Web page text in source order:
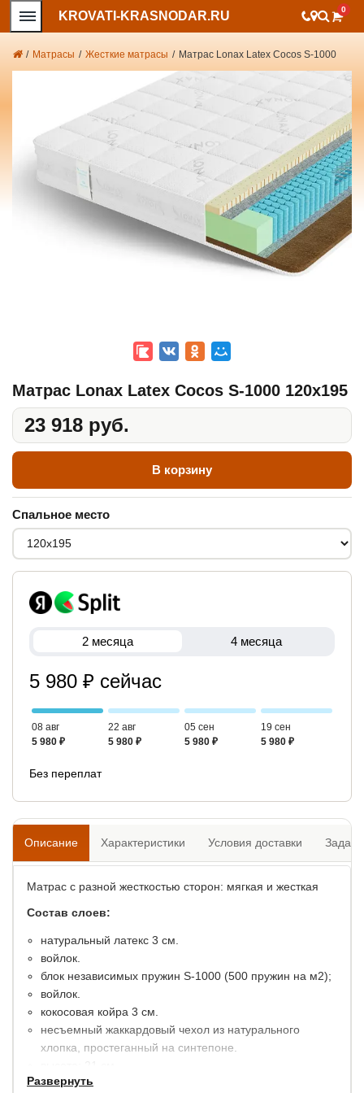
KROVATI-KRASNODAR.RU 0
/ Матрасы / Жесткие матрасы / Матрас Lonax Latex Cocos S-1000
Матрас Lonax Latex Cocos S-1000 120x195
23 918 руб.
В корзину
Спальное место
2 месяца 4 месяца
5 980 ₽ сейчас
08 авг
5 980 ₽
22 авг
5 980 ₽
05 сен
5 980 ₽
19 сен
5 980 ₽
Без переплат
Описание Характеристики Условия доставки
Матрас с разной жесткостью сторон: мягкая и жесткая
Состав слоев:
натуральный латекс 3 см.
войлок.
блок независимых пружин S-1000 (500 пружин на м2);
войлок.
кокосовая койра 3 см.
несъемный жаккардовый чехол из натурального
хлопка, простеганный на синтепоне.
максимальный вес на 1 спальное место: 140 кг.
Развернуть